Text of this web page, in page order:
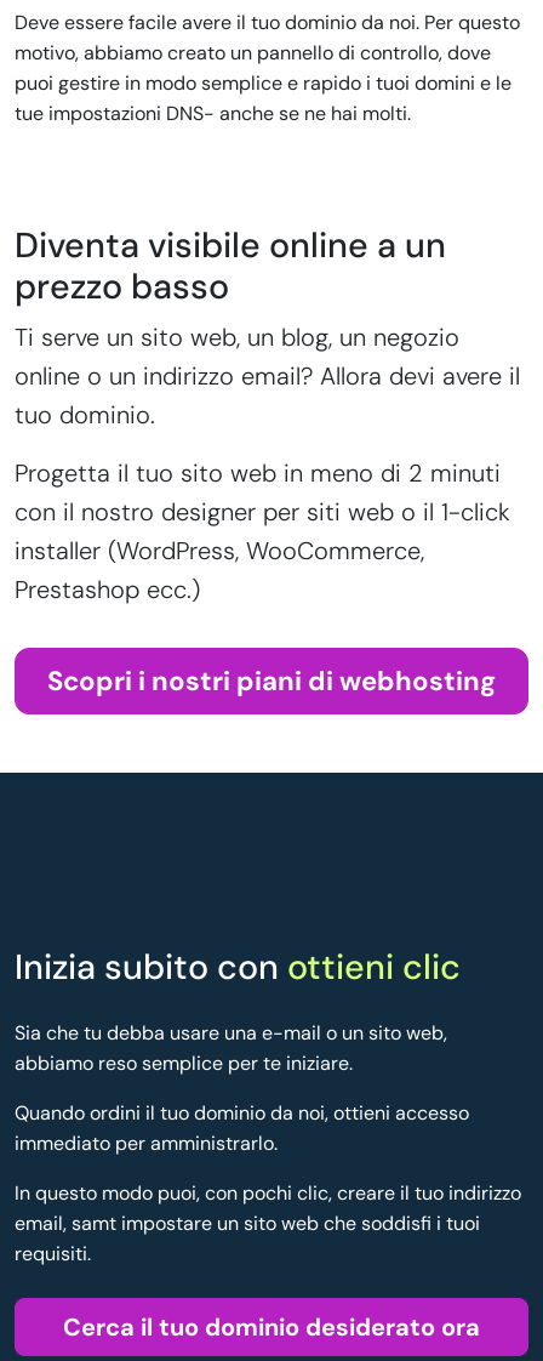
Deve essere facile avere il tuo dominio da noi. Per questo
motivo, abbiamo creato un pannello di controllo, dove
puoi gestire in modo semplice e rapido i tuoi domini e le
tue impostazioni DNS- anche se ne hai molti.
Diventa visibile online a un
prezzo basso
Ti serve un sito web, un blog, un negozio
online o un indirizzo email? Allora devi avere il
tuo dominio.
Progetta il tuo sito web in meno di 2 minuti
con il nostro designer per siti web o il 1-click
installer (WordPress, WooCommerce,
Prestashop ecc.)
Scopri i nostri piani di webhosting
Inizia subito con ottieni clic
Sia che tu debba usare una e-mail o un sito web,
abbiamo reso semplice per te iniziare.
Quando ordini il tuo dominio da noi, ottieni accesso
immediato per amministrarlo.
In questo modo puoi, con pochi clic, creare il tuo indirizzo
email, samt impostare un sito web che soddisfi i tuoi
requisiti.
Cerca il tuo dominio desiderato ora